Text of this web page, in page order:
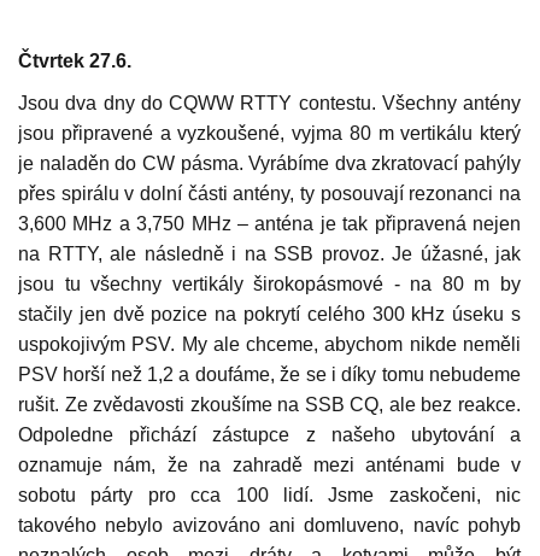
Čtvrtek 27.6.
Jsou dva dny do CQWW RTTY contestu. Všechny antény
jsou připravené a vyzkoušené, vyjma 80 m vertikálu který
je naladěn do CW pásma. Vyrábíme dva zkratovací pahýly
přes spirálu v dolní části antény, ty posouvají rezonanci na
3,600 MHz a 3,750 MHz – anténa je tak připravená nejen
na RTTY, ale následně i na SSB provoz. Je úžasné, jak
jsou tu všechny vertikály širokopásmové - na 80 m by
stačily jen dvě pozice na pokrytí celého 300 kHz úseku s
uspokojivým PSV. My ale chceme, abychom nikde neměli
PSV horší než 1,2 a doufáme, že se i díky tomu nebudeme
rušit. Ze zvědavosti zkoušíme na SSB CQ, ale bez reakce.
Odpoledne přichází zástupce z našeho ubytování a
oznamuje nám, že na zahradě mezi anténami bude v
sobotu párty pro cca 100 lidí. Jsme zaskočeni, nic
takového nebylo avizováno ani domluveno, navíc pohyb